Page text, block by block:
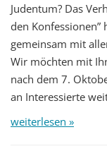
Judentum? Das
den
gemeinsam mit
Wir möchten mit
nach dem 7.
an Interessierte
weiterlesen »